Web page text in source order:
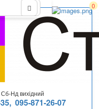
0
Нд вихідний
095-871-26-07